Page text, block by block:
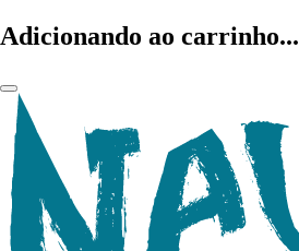
Adicionando ao carrinho...